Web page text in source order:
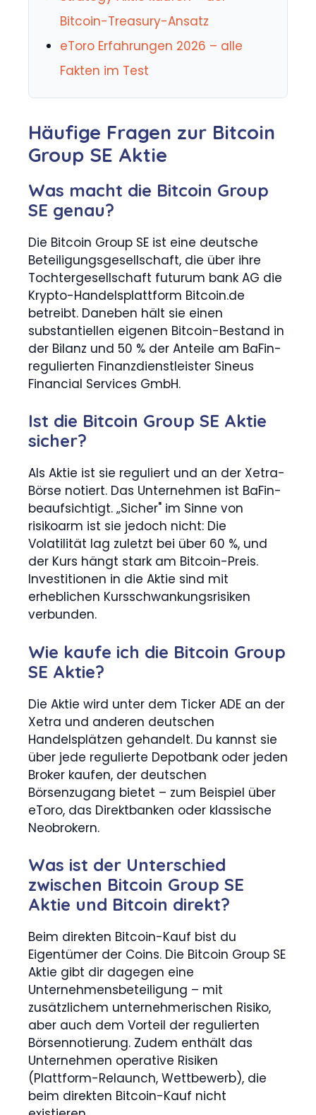
Bitcoin-Treasury-Ansatz
eToro Erfahrungen 2026 – alle
Fakten im Test
Häufige Fragen zur Bitcoin
Group SE Aktie
Was macht die Bitcoin Group
SE genau?
Die Bitcoin Group SE ist eine deutsche
Beteiligungsgesellschaft, die über ihre
Tochtergesellschaft futurum bank AG die
Krypto-Handelsplattform Bitcoin.de
betreibt. Daneben hält sie einen
substantiellen eigenen Bitcoin-Bestand in
der Bilanz und 50 % der Anteile am BaFin-
regulierten Finanzdienstleister Sineus
Financial Services GmbH.
Ist die Bitcoin Group SE Aktie
sicher?
Als Aktie ist sie reguliert und an der Xetra-
Börse notiert. Das Unternehmen ist BaFin-
beaufsichtigt. „Sicher" im Sinne von
risikoarm ist sie jedoch nicht: Die
Volatilität lag zuletzt bei über 60 %, und
der Kurs hängt stark am Bitcoin-Preis.
Investitionen in die Aktie sind mit
erheblichen Kursschwankungsrisiken
verbunden.
Wie kaufe ich die Bitcoin Group
SE Aktie?
Die Aktie wird unter dem Ticker ADE an der
Xetra und anderen deutschen
Handelsplätzen gehandelt. Du kannst sie
über jede regulierte Depotbank oder jeden
Broker kaufen, der deutschen
Börsenzugang bietet – zum Beispiel über
eToro, das Direktbanken oder klassische
Neobrokern.
Was ist der Unterschied
zwischen Bitcoin Group SE
Aktie und Bitcoin direkt?
Beim direkten Bitcoin-Kauf bist du
Eigentümer der Coins. Die Bitcoin Group SE
Aktie gibt dir dagegen eine
Unternehmensbeteiligung – mit
zusätzlichem unternehmerischen Risiko,
aber auch dem Vorteil der regulierten
Börsennotierung. Zudem enthält das
Unternehmen operative Risiken
(Plattform-Relaunch, Wettbewerb), die
beim direkten Bitcoin-Kauf nicht